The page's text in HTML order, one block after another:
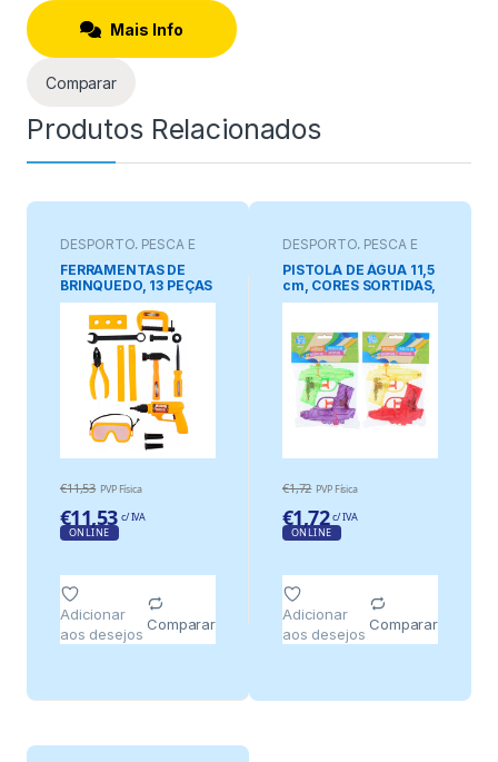
Mais Info
Comparar
Produtos Relacionados
DESPORTO, PESCA E
JOGOS
FERRAMENTAS DE
BRINQUEDO, 13 PEÇAS
€11,53 PVP Física
€11,53 c/ IVA
ONLINE
Adicionar
aos desejos
Comparar
DESPORTO, PESCA E
JOGOS
PISTOLA DE ÁGUA 11,5
cm, CORES SORTIDAS,
2 un
€1,72 PVP Física
€1,72 c/ IVA
ONLINE
Adicionar
aos desejos
Comparar